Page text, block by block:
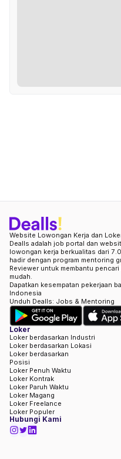
Website Lowongan Kerja dan
Dealls adalah job portal dan
lowongan kerja berkualitas dari
hadir dengan program mentoring
Reviewer untuk membantu
mudah.
Dapatkan kesempatan pekerjaan
Indonesia
Unduh Dealls: Jobs & Mentoring
Loker
Loker berdasarkan Industri
Loker berdasarkan Lokasi
Loker berdasarkan
Posisi
Loker Penuh Waktu
Loker Kontrak
Loker Paruh Waktu
Loker Magang
Loker Freelance
Loker Populer
Hubungi Kami